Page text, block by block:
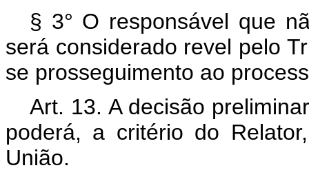
§ 3° O responsável que
será considerado revel pelo
se prosseguimento ao
Art. 13. A decisão
poderá, a critério do
União.